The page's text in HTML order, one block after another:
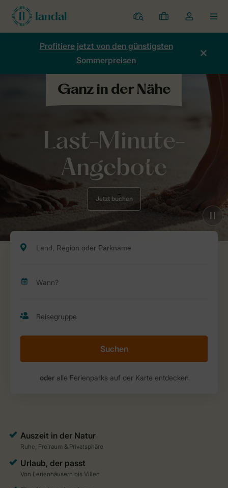
Ferienparks
Meine
Buchungen
Dropdown-
Menü
Kontos
Profitiere jetzt von den günstigsten
Sommerpreisen
Last-Minute-
Angebote
Jetzt buchen
Suchen
oderalle Ferienparks auf der Karte entdecken